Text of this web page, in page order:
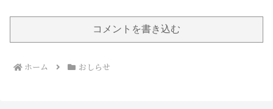
コメントを書き込む
ホーム おしらせ